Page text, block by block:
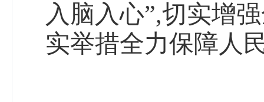
入脑入心”,切实增
实举措全力保障人